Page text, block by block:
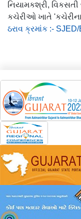
નિયામકશ્રી, વિકસતી
કચેરીઓ ખાતે 'કચેરીના
ઠરાવ ક્રમાંક :-